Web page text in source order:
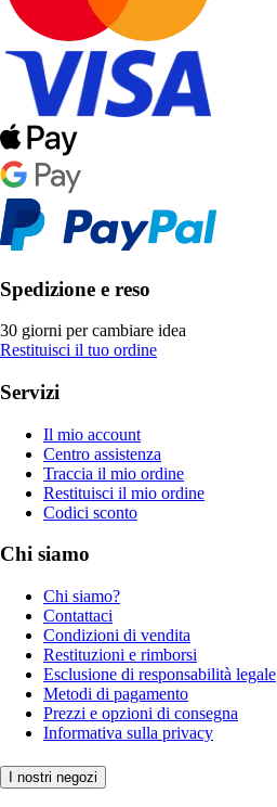
Spedizione e reso
30 giorni per cambiare idea
Restituisci il tuo ordine
Servizi
Il mio account
Centro assistenza
Traccia il mio ordine
Restituisci il mio ordine
Codici sconto
Chi siamo
Chi siamo?
Contattaci
Condizioni di vendita
Restituzioni e rimborsi
Esclusione di responsabilità legale
Metodi di pagamento
Prezzi e opzioni di consegna
Informativa sulla privacy
I nostri negozi